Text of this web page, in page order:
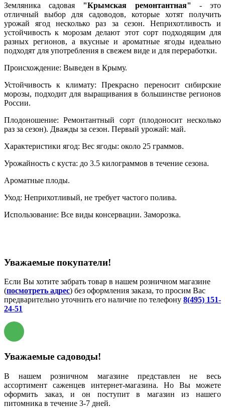
Земляника садовая "Крымская ремонтантная" - это
отличный выбор для садоводов, которые хотят получить
урожай ягод несколько раз за сезон. Неприхотливость и
устойчивость к морозам делают этот сорт подходящим для
разных регионов, а вкусные и ароматные ягоды идеально
подходят для употребления в свежем виде и для переработки.
Происхождение: Выведен в Крыму.
Устойчивость к климату: Прекрасно переносит сибирские
морозы, подходит для выращивания в большинстве регионов
России.
Плодоношение: Ремонтантный сорт (плодоносит несколько
раз за сезон). Дважды за сезон. Первый урожай: май.
Характеристики ягод: Вес ягоды: около 25 граммов.
Урожайность с куста: до 3.5 килограммов в течение сезона.
Ароматные плоды.
Уход: Неприхотливый, не требует частого полива.
Использование: Все виды консервации. Заморозка.
Уважаемые покупатели!
Если Вы хотите забрать товар в нашем розничном магазине
(посмотреть адрес) без оформления заказа, то просим Вас
предварительно уточнить его наличие по телефону 8(495) 151-
24-51
Уважаемые садоводы!
В нашем розничном магазине представлен не весь
ассортимент саженцев интернет-магазина. Но Вы можете
оформить заказ, и он поступит в магазин из нашего
питомника в течение 3-7 дней.